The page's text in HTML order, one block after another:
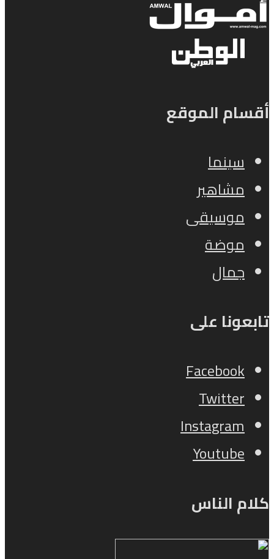
أقسام الموقع
سينما
مشاهير
موسيقى
موضة
جمال
تابعونا على
Facebook
Twitter
Instagram
Youtube
كلام الناس